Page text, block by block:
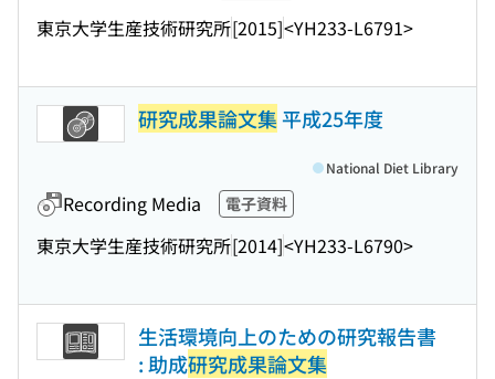
東京大学生産技術研究所[2015]<YH233-L6791>
研究成果論文集平成25年度
Recording Media 電子資料
東京大学生産技術研究所[2014]<YH233-L6790>
National Diet Library
生活環境向上のための研究報告書
: 助成研究成果論文集